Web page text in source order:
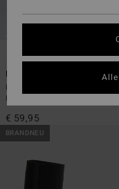
Hooded Poncho
Unisex Schwarz Poncho zum
Umziehen
€ 59,95
BRANDNEU